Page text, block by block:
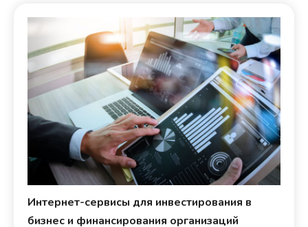
Интернет-сервисы для инвестирования в
бизнес и финансирования организаций